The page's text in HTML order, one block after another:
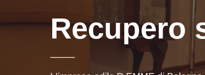
Recupero